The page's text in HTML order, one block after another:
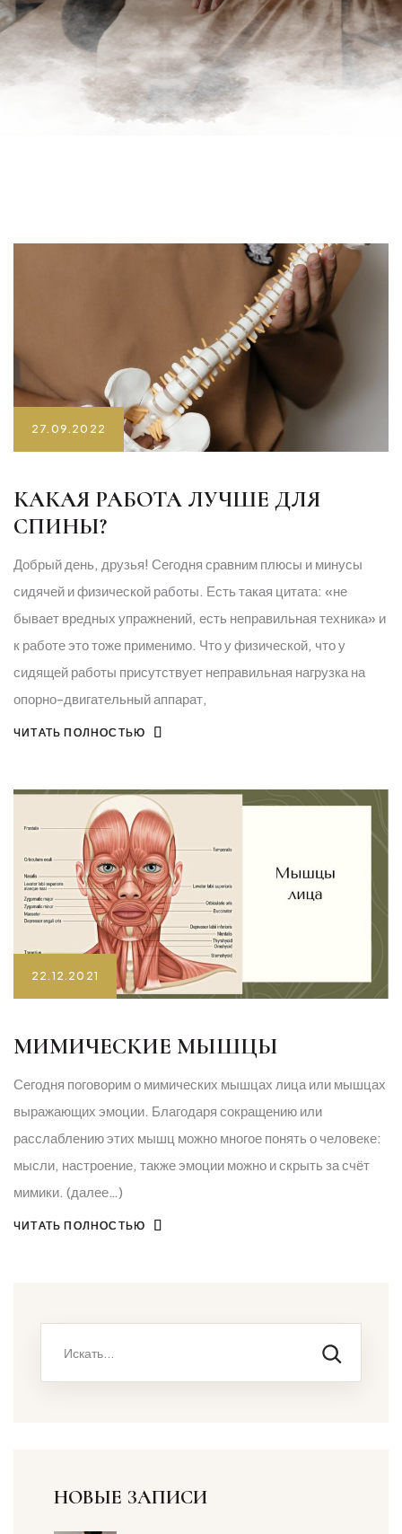
27.09.2022
КАКАЯ РАБОТА ЛУЧШЕ ДЛЯ
СПИНЫ?
Добрый день, друзья! Сегодня сравним плюсы и минусы
сидячей и физической работы. Есть такая цитата: «не
бывает вредных упражнений, есть неправильная техника» и
к работе это тоже применимо. Что у физической, что у
сидящей работы присутствует неправильная нагрузка на
опорно-двигательный аппарат,
ЧИТАТЬ ПОЛНОСТЬЮ
22.12.2021
МИМИЧЕСКИЕ МЫШЦЫ
Сегодня поговорим о мимических мышцах лица или мышцах
выражающих эмоции. Благодаря сокращению или
расслаблению этих мышц можно многое понять о человеке:
мысли, настроение, также эмоции можно и скрыть за счёт
мимики. (далее…)
ЧИТАТЬ ПОЛНОСТЬЮ
НОВЫЕ ЗАПИСИ